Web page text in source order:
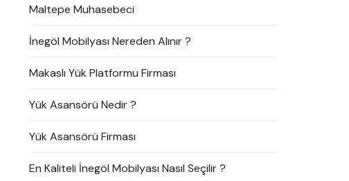
Maltepe Muhasebeci
İnegöl Mobilyası Nereden Alınır ?
Makaslı Yük Platformu Firması
Yük Asansörü Nedir ?
Yük Asansörü Firması
En Kaliteli İnegöl Mobilyası Nasıl Seçilir ?